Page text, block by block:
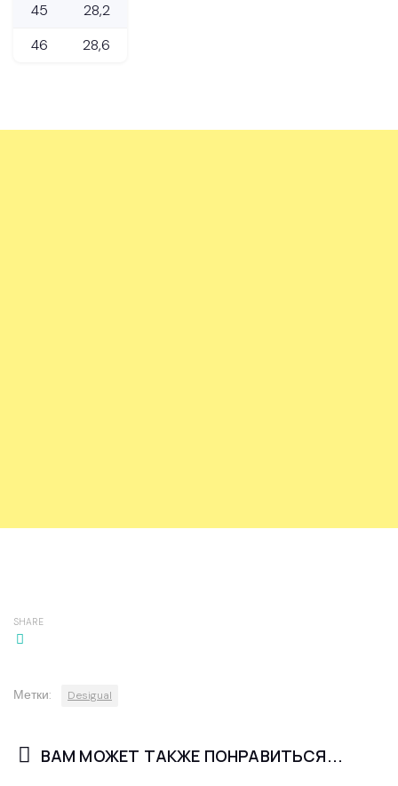
45
28,2
46
28,6
SHARE
Метки: Desigual
ВАМ МОЖЕТ ТАКЖЕ ПОНРАВИТЬСЯ...